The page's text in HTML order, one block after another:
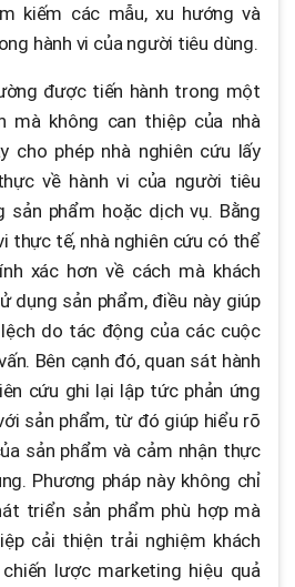
kiếm các mẫu, xu hướng và
hành vi của người tiêu dùng.
được tiến hành trong một
mà không can thiệp của nhà
cho phép nhà nghiên cứu lấy
về hành vi của người tiêu
sản phẩm hoặc dịch vụ. Bằng
thực tế, nhà nghiên cứu có thể
xác hơn về cách mà khách
dụng sản phẩm, điều này giúp
do tác động của các cuộc
Bên cạnh đó, quan sát hành
cứu ghi lại lập tức phản ứng
sản phẩm, từ đó giúp hiểu rõ
sản phẩm và cảm nhận thực
Phương pháp này không chỉ
triển sản phẩm phù hợp mà
cải thiện trải nghiệm khách
lược marketing hiệu quả